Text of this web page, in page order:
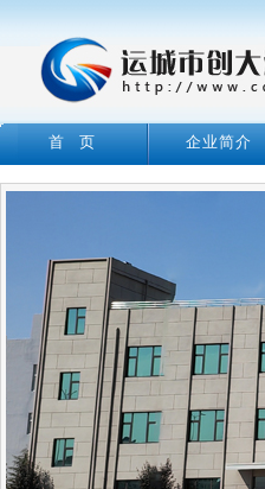
首 页 企业简介